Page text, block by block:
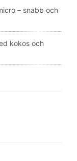
– snabb och
kokos och